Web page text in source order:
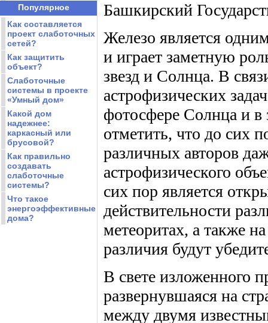
Популярное
Как составляется
проект слаботочных
сетей?
Как защитить
объект?
Слаботочные
системы в проекте
«Умный дом»
Какой дом
надежнее:
каркасный или
брусовой?
Как правильно
создавать
слаботочные
системы?
Что такое
энергоэффективные
дома?
Башкирский
Железо является
и играет заметную
звезд и Солнца. В
астрофизических
фотосфере Солнца и в
отметить, что до сих
различных авторов
астрофизического
сих пор является
действительности
метеоритах, а также
различия будут
В свете изложенного
развернувшаяся на
между двумя